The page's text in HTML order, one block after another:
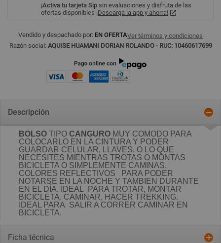
¡Activa tu tarjeta Sip sin evaluaciones y disfruta de las
ofertas disponibles ¡Descarga la app y ahorra!
Vendido y despachado por: EN OFERTAVer términos y condiciones
Razón social: AQUISE HUAMANI DORIAN ROLANDO - RUC: 10460617699
Descripción
BOLSO TIPO CANGURO MUY COMODO PARA
COLOCARLO EN LA CINTURA Y PODER
GUARDAR CELULAR, LLAVES, O LO QUE
NECESITES MIENTRAS TROTAS O MONTAS
BICICLETA O SIMPLEMENTE CAMINAS.
COLORES REFLECTIVOS PARA PODER
NOTARSE EN LA NOCHE Y TAMBIEN DURANTE
EN EL DÍA. IDEAL PARA TROTAR, MONTAR
BICICLETA, CAMINAR, HACER TREKKING.
IDEAL PARA SALIR A CORRER CAMINAR EN
BICICLETA.
Ficha técnica